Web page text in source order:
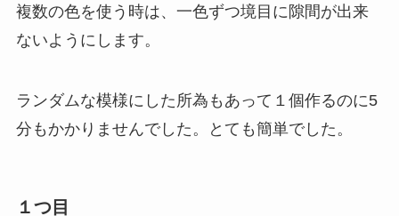
複数の色を使う時は、一色ずつ境目に隙間が出来
ないようにします。
ランダムな模様にした所為もあって１個作るのに5
分もかかりませんでした。とても簡単でした。
１つ目